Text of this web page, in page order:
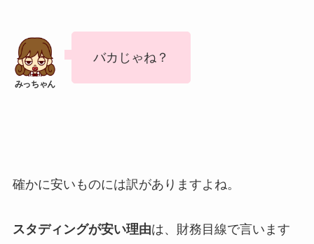
バカじゃね？
確かに安いものには訳がありますよね。
スタディングが安い理由は、財務目線で言います